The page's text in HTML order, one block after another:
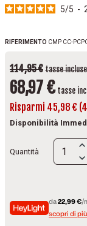
5/5 -
RIFERIMENTO CMP CC-
114,95 €tasse incluse
68,97 € tasse
Risparmi 45,98 €
Disponibilità
Quantità
da22,99 €/
scopri di più